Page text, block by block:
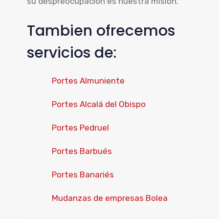
Tambien ofrecemos
servicios de:
Portes Almuniente
Portes Alcalá del Obispo
Portes Pedruel
Portes Barbués
Portes Banariés
Mudanzas de empresas Bolea